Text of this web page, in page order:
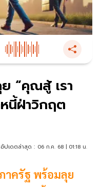
“คุณสู้ เรา
นี้ฝ่าวิกฤต
อัปเดตล่าสุด : 06 ก.ค. 68 | 01:18 น.
าครัฐ พร้อมลุย